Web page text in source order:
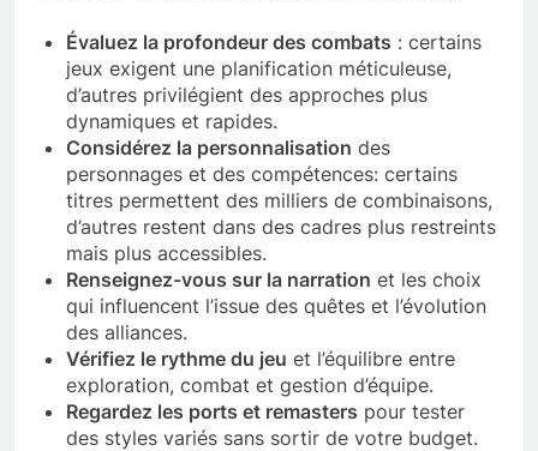
Évaluez la profondeur des combats : certains
jeux exigent une planification méticuleuse,
d’autres privilégient des approches plus
dynamiques et rapides.
Considérez la personnalisation des
personnages et des compétences: certains
titres permettent des milliers de combinaisons,
d’autres restent dans des cadres plus restreints
mais plus accessibles.
Renseignez-vous sur la narration et les choix
qui influencent l’issue des quêtes et l’évolution
des alliances.
Vérifiez le rythme du jeu et l’équilibre entre
exploration, combat et gestion d’équipe.
Regardez les ports et remasters pour tester
des styles variés sans sortir de votre budget.